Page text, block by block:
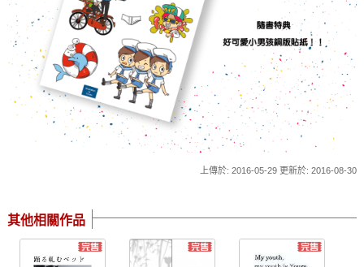
上傳於: 2016-05-29 更新於: 2016-08-30
其他相關作品